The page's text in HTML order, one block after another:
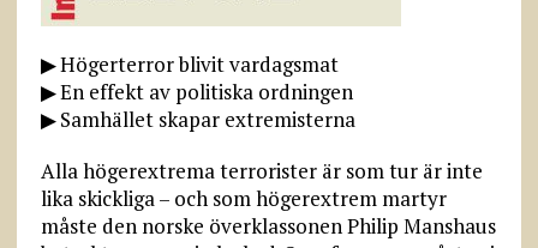
▶ Högerterror blivit vardagsmat
▶ En effekt av politiska ordningen
▶ Samhället skapar extremisterna
Alla högerextrema terrorister är som tur är inte
lika skickliga – och som högerextrem martyr
måste den norske överklassonen Philip Manshaus